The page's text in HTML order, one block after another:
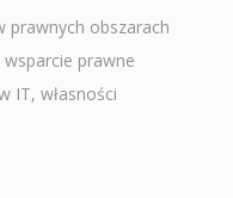
prawnych obszarach
prawne
IT, własności